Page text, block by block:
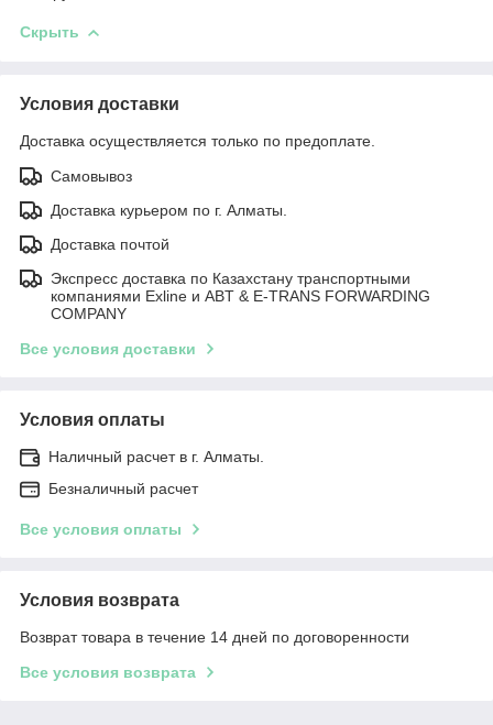
Скрыть
Условия доставки
Доставка осуществляется только по предоплате.
Самовывоз
Доставка курьером по г. Алматы.
Доставка почтой
Экспресс доставка по Казахстану транспортными
компаниями Exline и ABT & E-TRANS FORWARDING
COMPANY
Все условия доставки
Условия оплаты
Наличный расчет в г. Алматы.
Безналичный расчет
Все условия оплаты
Условия возврата
Возврат товара в течение 14 дней по договоренности
Все условия возврата